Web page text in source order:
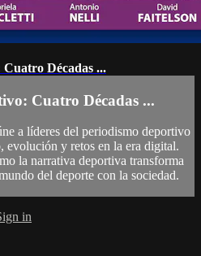
Décadas ...
Cuatro Décadas ...
a líderes del periodismo deportivo
evolución y retos en la era digital.
la narrativa deportiva transforma
del deporte con la sociedad.
in